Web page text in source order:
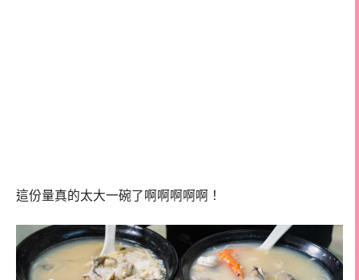
這份量真的太大一碗了啊啊啊啊啊！